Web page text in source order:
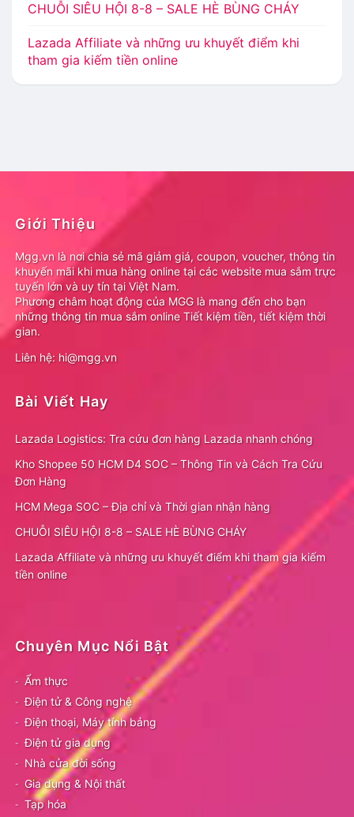
CHUỖI SIÊU HỘI 8-8 – SALE HÈ BÙNG CHÁY
Lazada Affiliate và những ưu khuyết điểm khi
tham gia kiếm tiền online
Giới Thiệu
Mgg.vn là nơi chia sẻ mã giảm giá, coupon, voucher, thông tin
khuyến mãi khi mua hàng online tại các website mua sắm trực
tuyến lớn và uy tín tại Việt Nam.
Phương châm hoạt động của MGG là mang đến cho bạn
những thông tin mua sắm online Tiết kiệm tiền, tiết kiệm thời
gian.
Liên hệ: hi@mgg.vn
Bài Viết Hay
Lazada Logistics: Tra cứu đơn hàng Lazada nhanh chóng
Kho Shopee 50 HCM D4 SOC – Thông Tin và Cách Tra Cứu
Đơn Hàng
HCM Mega SOC – Địa chỉ và Thời gian nhận hàng
CHUỖI SIÊU HỘI 8-8 – SALE HÈ BÙNG CHÁY
Lazada Affiliate và những ưu khuyết điểm khi tham gia kiếm
tiền online
Chuyên Mục Nổi Bật
Ẩm thực
Điện tử & Công nghệ
Điện thoại, Máy tính bảng
Điện tử gia dụng
Nhà cửa đời sống
Gia dụng & Nội thất
Tạp hóa